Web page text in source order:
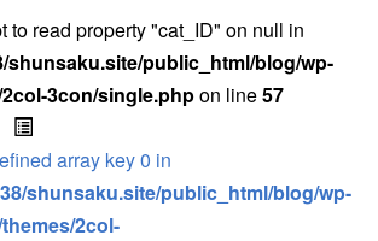
to read property "cat_ID" on null in
shunsaku.site/public_html/blog/wp-
3con/single.phpon line57
array key 0 in
shunsaku.site/public_html/blog/wp-
2col-